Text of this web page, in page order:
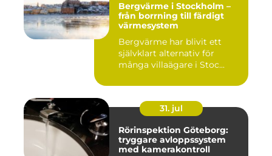
Bergvärme i Stockholm –
från borrning till färdigt
värmesystem
Bergvärme har blivit ett
självklart alternativ för
många villaägare i Stoc...
31. jul
Rörinspektion Göteborg:
tryggare avloppssystem
med kamerakontroll